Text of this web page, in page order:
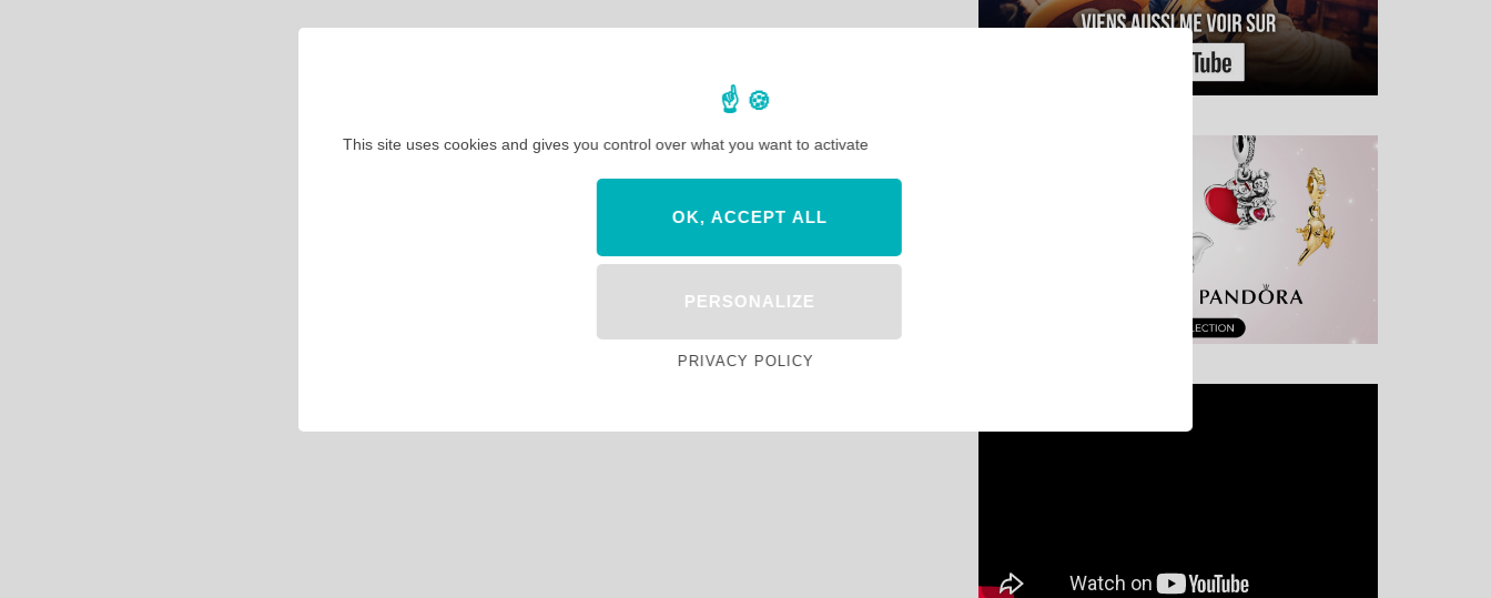
This site uses cookies and gives you control over what you want to activate
OK, ACCEPT ALL
PERSONALIZE
PRIVACY POLICY